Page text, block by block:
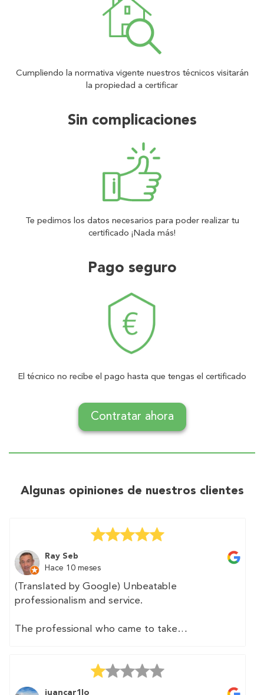
Cumpliendo la normativa vigente nuestros técnicos visitarán
la propiedad a certificar
Sin complicaciones
Te pedimos los datos necesarios para poder realizar tu
certificado ¡Nada más!
Pago seguro
El técnico no recibe el pago hasta que tengas el certificado
Contratar ahora
Algunas opiniones de nuestros clientes
Ray Seb
Hace 10 meses
(Translated by Google) Unbeatable
professionalism and service.
The professional who came to take
which he appreciated as it made his job easier.
juancar1lo